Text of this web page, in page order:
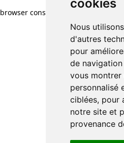
cookies
Nous
d'autres
pour
de
vous montrer
personnalisé
ciblées, pour
notre site et
provenance
browser console for more